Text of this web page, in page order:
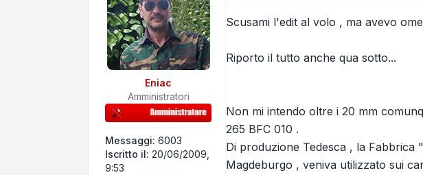
Eniac
Amministratori
Messaggi: 6003
Iscritto il: 20/06/2009,
9:53
Scusami l'edit al volo , ma avevo
Riporto il tutto anche qua sotto...
Non mi intendo oltre i 20 mm
265 BFC 010 .
Di produzione Tedesca , la
Magdeburgo , veniva utilizzato sui